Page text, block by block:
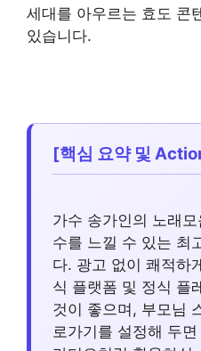
세대를 아우르는 효도 콘
있습니다.
[핵심 요약 및
가수 송가인의 노래
수를 느낄 수 있는 최
다. 광고 없이 쾌적하
식 플랫폼 및 정식 플
것이 좋으며, 부모님
로가기를 설정해 두